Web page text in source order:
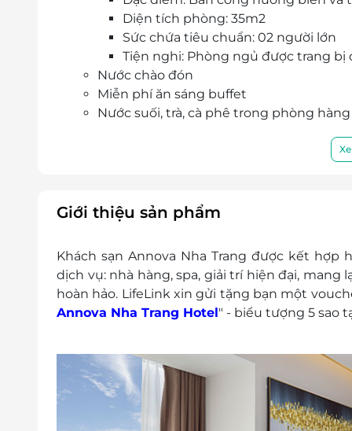
Diện tích phòng: 35m2
Sức chứa tiêu chuẩn: 02 người lớn
Tiện nghi: Phòng ngủ được trang
Nước chào đón
Miễn phí ăn sáng buffet
Nước suối, trà, cà phê trong phòng
Giá trên đã bao gồm phí phục vụ và thuế
Phụ thu Lễ Tết: 300,000 VNĐ/khách/
1/5; 2/9; 31/12/2024
Trước 18h00: Phụ thu 50% tiền
Sau 18h00: Phụ thu 100% tiền
Nhận phòng sớm: (Tuỳ vào tình hình
Trước 8h00: Phụ thu 100% tiền
Giường phụ:
Phụ thu giường phụ người lớn:
Phụ thu giường phụ trẻ em từ 6 -
Phụ thu trẻ em không giường phụ:
Giới thiệu sản phẩm
Khách sạn Annova Nha Trang được kết
dịch vụ: nhà hàng, spa, giải trí hiện đại,
hoàn hảo. LifeLink xin gửi tặng bạn một
Annova Nha Trang Hotel" - biểu tượng 5 sao